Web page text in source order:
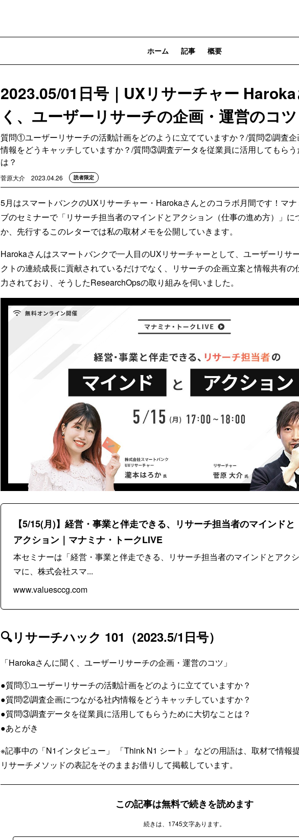
ホーム 記事 概要
2023.05/01日号｜UXリサーチャー
く、ユーザーリサーチの企画・運営のコツ
質問①ユーザーリサーチの活動計画をどのように立てていますか？/質問②調査企
情報をどうキャッチしていますか？/質問③調査データを従業員に活用してもらう
は？
菅原大介 2023.04.26 読者限定
5月はスマートバンクのUXリサーチャー・Harokaさんとのコラボ月間です！マ
ブのセミナーで「リサーチ担当者のマインドとアクション（仕事の進め方）」に
か、先行するこのレターでは私の取材メモを公開していきます。
Harokaさんはスマートバンクで一人目のUXリサーチャーとして、ユーザーリサ
クトの連続成長に貢献されているだけでなく、リサーチの企画立案と情報共有の
力されており、そうしたResearchOpsの取り組みを伺いました。
【5/15(月)】経営・事業と伴走できる、リサーチ担当者のマインドと
アクション｜マナミナ・トークLIVE
本セミナーは「経営・事業と伴走できる、リサーチ担当者のマインドとアク
マに、株式会社スマ...
www.valuesccg.com
🔍リサーチハック 101（2023.5/1日号）
「Harokaさんに聞く、ユーザーリサーチの企画・運営のコツ」
●質問①ユーザーリサーチの活動計画をどのように立てていますか？
●質問②調査企画につながる社内情報をどうキャッチしていますか？
●質問③調査データを従業員に活用してもらうために大切なことは？
●あとがき
※記事中の「N1インタビュー」 「Think N1 シート」 などの用語は、取材で情報
リサーチメソッドの表記をそのままお借りして掲載しています。
この記事は無料で続きを読めます
続きは、1745文字あります。